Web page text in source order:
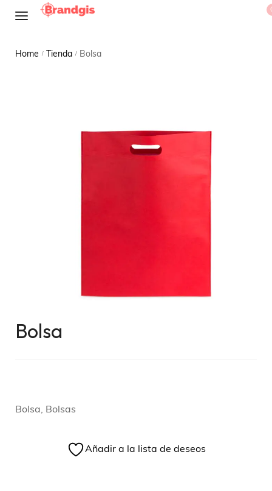
Home / Tienda / Bolsa
Bolsa
Bolsa, Bolsas
Añadir a la lista de deseos